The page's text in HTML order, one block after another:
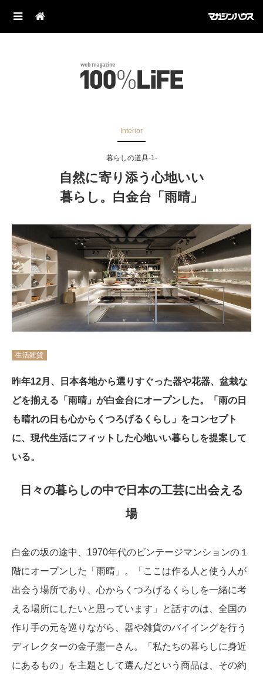
Interior
暮らしの道具-1-
自然に寄り添う心地いい
暮らし。白金台「雨晴」
生活雑貨
昨年12月、日本各地から選りすぐった器や花器、盆栽な
どを揃える「雨晴」が白金台にオープンした。「雨の日
も晴れの日も心からくつろげるくらし」をコンセプト
に、現代生活にフィットした心地いい暮らしを提案して
いる。
日々の暮らしの中で日本の工芸に出会える
場
白金の坂の途中、1970年代のビンテージマンションの１
階にオープンした「雨晴」。「ここは作る人と使う人が
出会う場所であり、心からくつろげるくらしを一緒に考
える場所にしたいと思っています」と話すのは、全国の
作り手の元を巡りながら、器や雑貨のバイイングを行う
ディレクターの金子憲一さん。「私たちの暮らしに身近
にあるもの」を主題として選んだという商品は、その約